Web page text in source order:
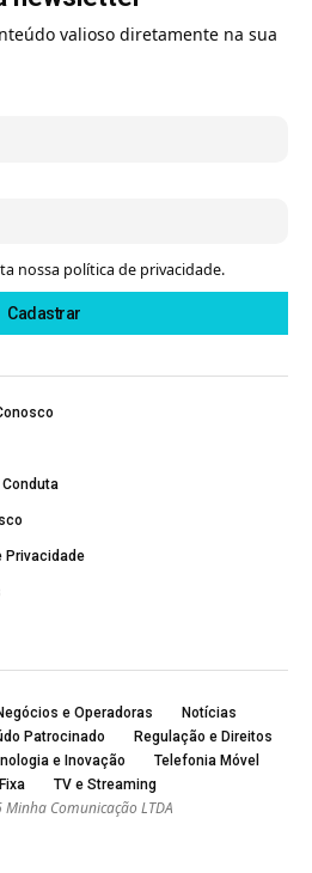
valioso diretamente na sua
nossa política de privacidade.
Privacidade
e Operadoras
Notícias
Patrocinado
Regulação e Direitos
e Inovação
Telefonia Móvel
TV e Streaming
Comunicação LTDA